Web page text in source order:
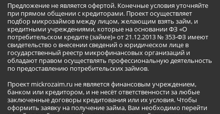
Предложение не является офертой. Конечные условия уточняйте
при прямом общении с кредиторами. Проект осуществляет
подбор микрозаймов между лицом, желающим взять займ, и
кредитными учреждениями, которые на основании ФЗ «О
потребительском кредите (займе)» от 21.12.2013 № 353-ФЗ имеют
свидетельство о внесении сведений о юридическом лице в
государственный реестр микрофинансовых организаций и
обладают правом осуществлять профессиональную деятельность
по предоставлению потребительских займов.
Проект mickrozaim.ru не является финансовым учреждением,
банком или кредитором, и не несёт ответственности за любые
заключенные договоры кредитования или их условия. Чтобы
оформить заявку на получение займа, Вам необходимо перейти